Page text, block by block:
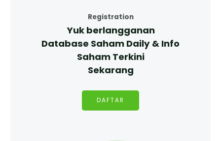
Registration
Yuk berlangganan
Database Saham Daily & Info
Saham Terkini
Sekarang
DAFTAR